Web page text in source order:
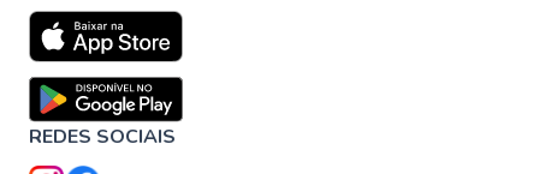
REDES SOCIAIS